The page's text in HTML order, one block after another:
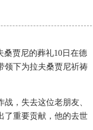
桑贾尼的葬礼10日在德
领下为拉夫桑贾尼祈祷
，失去这位老朋友、
了重要贡献，他的去世